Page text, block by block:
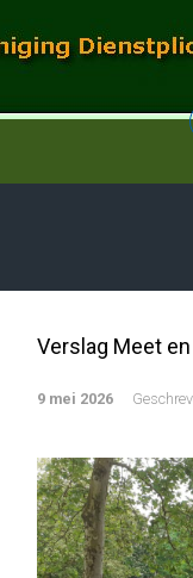
Verslag Meet
9 mei 2026